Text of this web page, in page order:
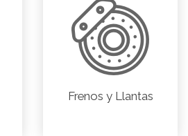
Frenos y Llantas